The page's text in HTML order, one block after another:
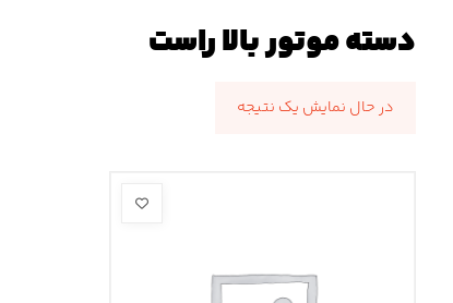
دسته موتور بالا راست
در حال نمایش یک نتیجه